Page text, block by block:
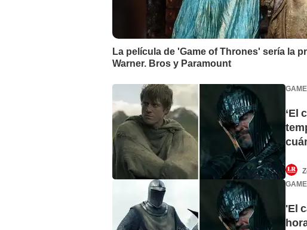
La película de 'Game of Thrones' sería la
Warner. Bros y Paramount
‘El
de
'El